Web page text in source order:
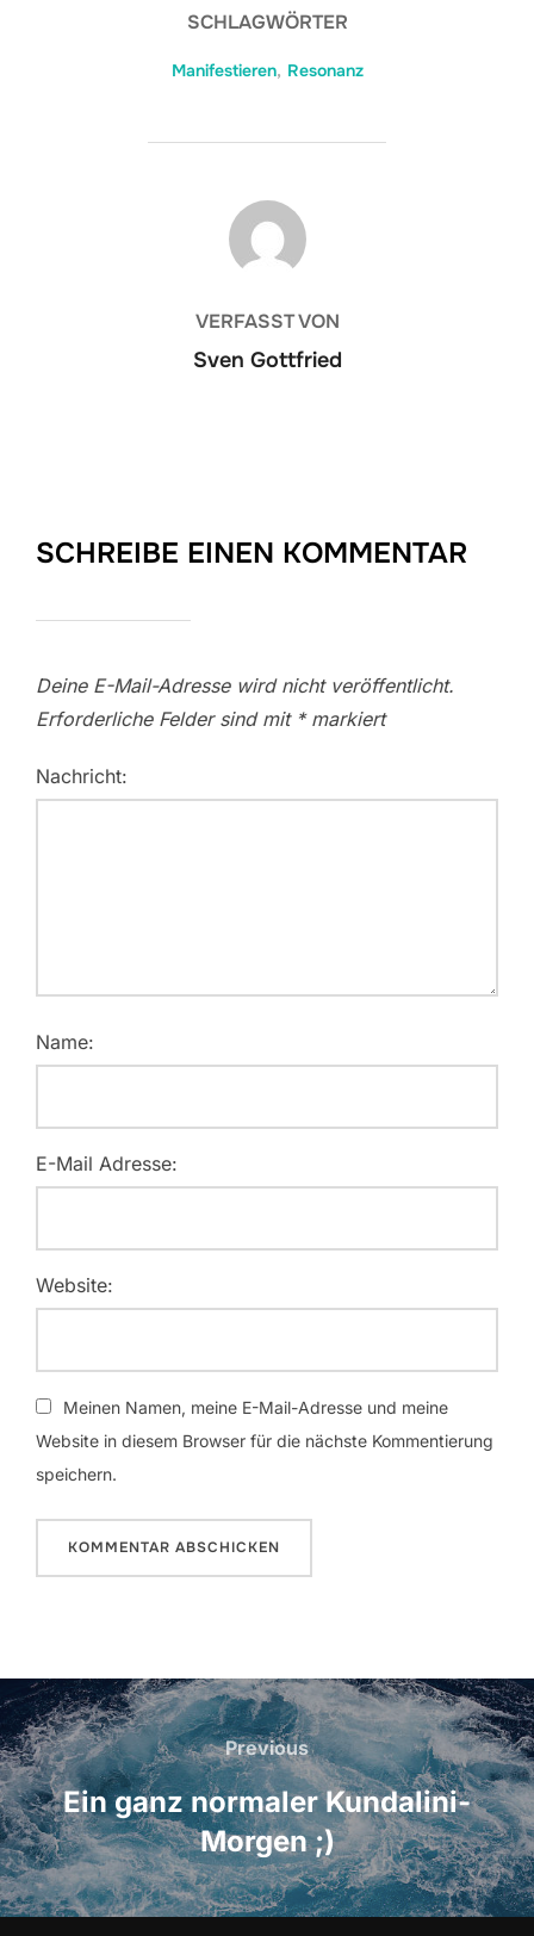
SCHLAGWÖRTER
Manifestieren, Resonanz
BEITRAGSAUTOR
VERFASST VON
Sven Gottfried
SCHREIBE EINEN KOMMENTAR
Deine E-Mail-Adresse wird nicht veröffentlicht.
Erforderliche Felder sind mit *markiert
Nachricht:
Name:
E-Mail Adresse:
Website:
Meinen Namen, meine E-Mail-Adresse und meine
Website in diesem Browser für die nächste Kommentierung
speichern.
Beitrags-
Navigation
Previous
Previous
Ein ganz normaler Kundalini-
Morgen ;)